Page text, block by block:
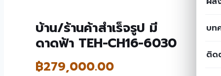
บท
ติด
บ้าน/ร้านค้าสำเร็จรูป มี
ดาดฟ้า TEH-CH16-6030
฿279,000.00